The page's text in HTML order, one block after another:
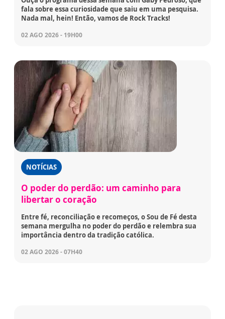
fala sobre essa curiosidade que saiu em uma pesquisa.
Nada mal, hein! Então, vamos de Rock Tracks!
02 AGO 2026 - 19H00
NOTÍCIAS
O poder do perdão: um caminho para
libertar o coração
Entre fé, reconciliação e recomeços, o Sou de Fé desta
semana mergulha no poder do perdão e relembra sua
importância dentro da tradição católica.
02 AGO 2026 - 07H40